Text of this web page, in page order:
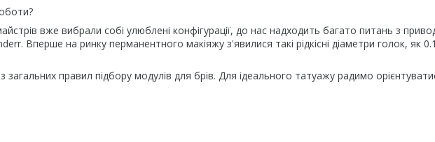
вже вибрали собі улюблені конфігурації, до нас надходить багато питань з
Вперше на ринку перманентного макіяжу з'явилися такі рідкісні діаметри голок, як
загальних правил підбору модулів для брів. Для ідеального татуажу радимо